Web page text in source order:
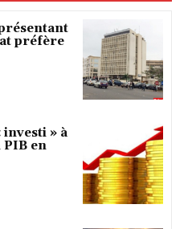
préfère
investi » à
PIB en